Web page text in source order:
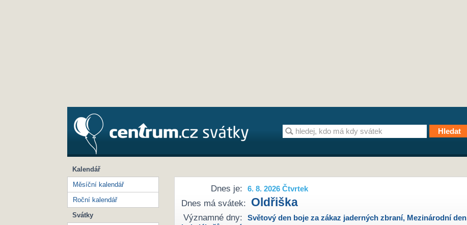
Dnes je: 6. 8. 2026 Čtvrtek
Dnes má svátek: Oldřiška
Významné dny: Světový den boje za zákaz jaderných zbraní, Mezinárodní den
Kalendář
Měsíční kalendář
Roční kalendář
Svátky